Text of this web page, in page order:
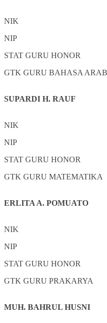
NIK
NIP
STAT GURU HONOR
GTK GURU BAHASA ARAB
SUPARDI H. RAUF
NIK
NIP
STAT GURU HONOR
GTK GURU MATEMATIKA
ERLITA A. POMUATO
NIK
NIP
STAT GURU HONOR
GTK GURU PRAKARYA
MUH. BAHRUL HUSNI